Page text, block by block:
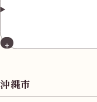
沖縄市